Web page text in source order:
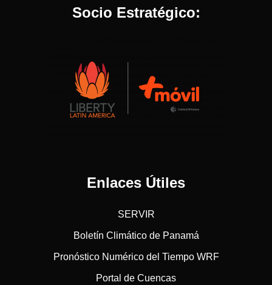
Socio Estratégico:
Enlaces Útiles
SERVIR
Boletín Climático de Panamá
Pronóstico Numérico del Tiempo WRF
Portal de Cuencas